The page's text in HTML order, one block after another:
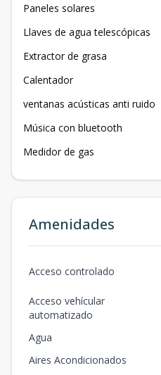
Paneles solares
Llaves de agua telescópicas
Extractor de grasa
Calentador
ventanas acústicas anti ruido
Música con bluetooth
Medidor de gas
Amenidades
Acceso controlado
Acceso vehícular
automatizado
Agua
Aires Acondicionados